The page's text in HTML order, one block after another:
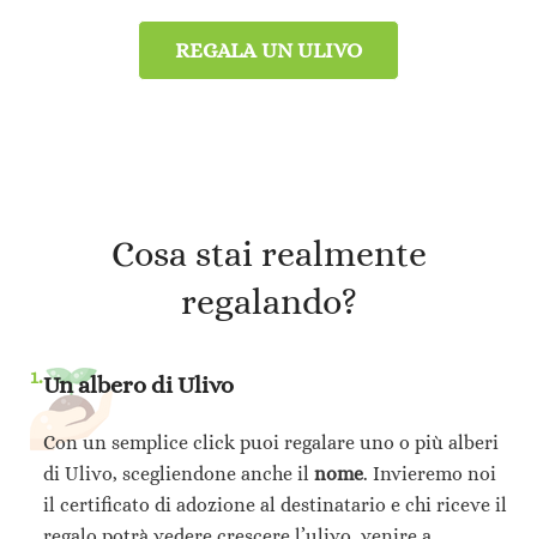
REGALA UN ULIVO
Cosa stai realmente
regalando?
1.Un albero di Ulivo
Con un semplice click puoi regalare uno o più alberi
di Ulivo, scegliendone anche il nome. Invieremo noi
il certificato di adozione al destinatario e chi riceve il